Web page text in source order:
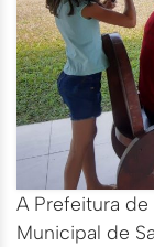
A Prefeitura de
Municipal de